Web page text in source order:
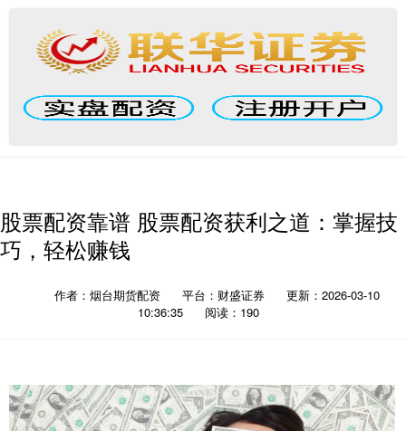
股票配资靠谱 股票配资获利之道：掌握技
巧，轻松赚钱
作者：烟台期货配资 平台：财盛证券
更新：2026-03-10
10:36:35
阅读：190